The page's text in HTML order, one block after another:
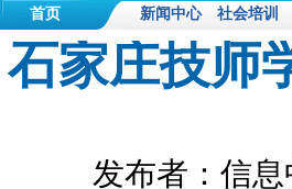
首页 新闻中心 社会培训
石家庄技师
发布者：信息